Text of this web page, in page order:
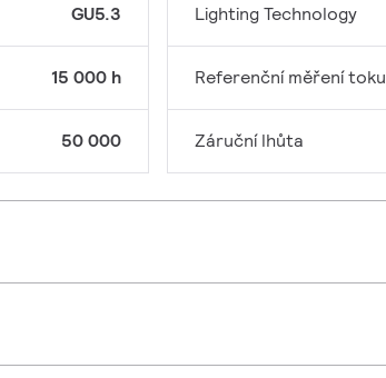
GU5.3
15 000 h
50 000
Lighting Technology
Referenční měření toku
Záruční lhůta